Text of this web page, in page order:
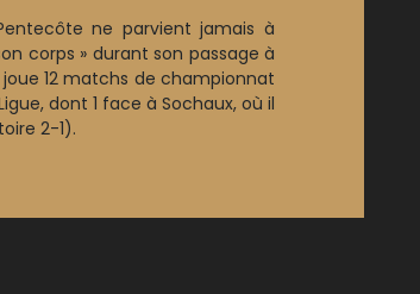
ne parvient jamais à
corps » durant son passage à
12 matchs de championnat
dont 1 face à Sochaux, où il
2-1).